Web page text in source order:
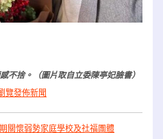
不捨。（圖片取自立委陳亭妃臉書）
覽發佈新聞
關懷弱勢家庭學校及社福團體